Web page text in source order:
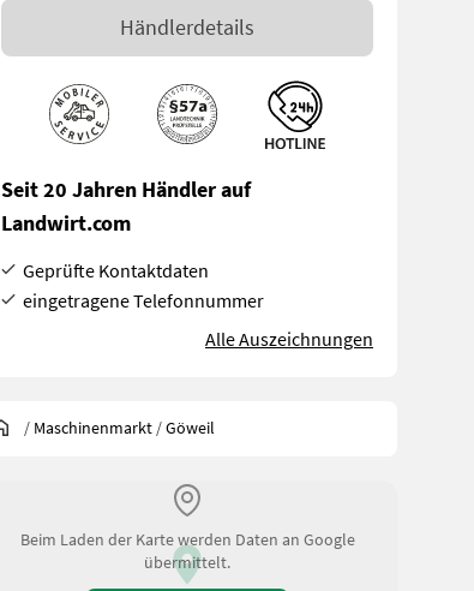
Händlerdetails
Seit 20 Jahren Händler auf
Landwirt.com
Geprüfte Kontaktdaten
eingetragene Telefonnummer
Alle Auszeichnungen
/ Maschinenmarkt /Göweil
Beim Laden der Karte werden Daten an Google
übermittelt.